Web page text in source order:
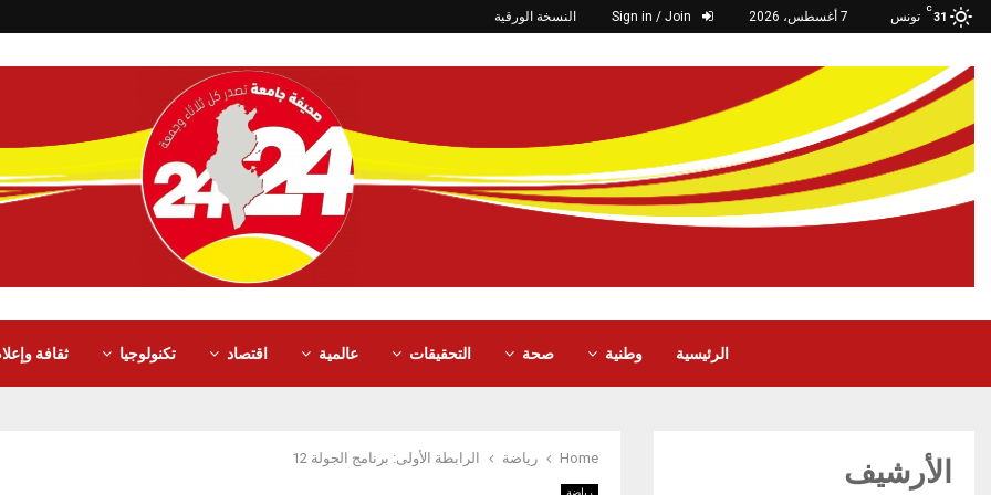
31
C
تونس 7 أغسطس، 2026 النسخة الورقية
الرئيسية وطنية صحة التحقيقات عالمية اقتصاد تكنولوجيا ثقافة
Home رياضة الرابطة الأولى: برنامج الجولة 12
رياضة
الأرشيف